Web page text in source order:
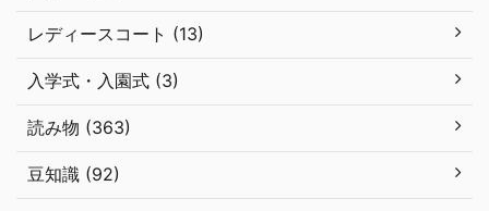
レディースコート (13)
入学式・入園式 (3)
読み物 (363)
豆知識 (92)